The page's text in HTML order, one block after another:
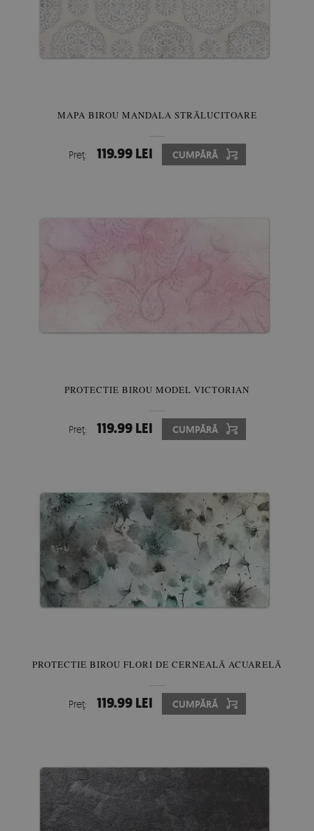
MAPA BIROU MANDALA STRĂLUCITOARE
Preţ: 119.99 LEI CUMPĂRĂ
PROTECTIE BIROU MODEL VICTORIAN
Preţ: 119.99 LEI CUMPĂRĂ
PROTECTIE BIROU FLORI DE CERNEALĂ ACUARELĂ
Preţ: 119.99 LEI CUMPĂRĂ